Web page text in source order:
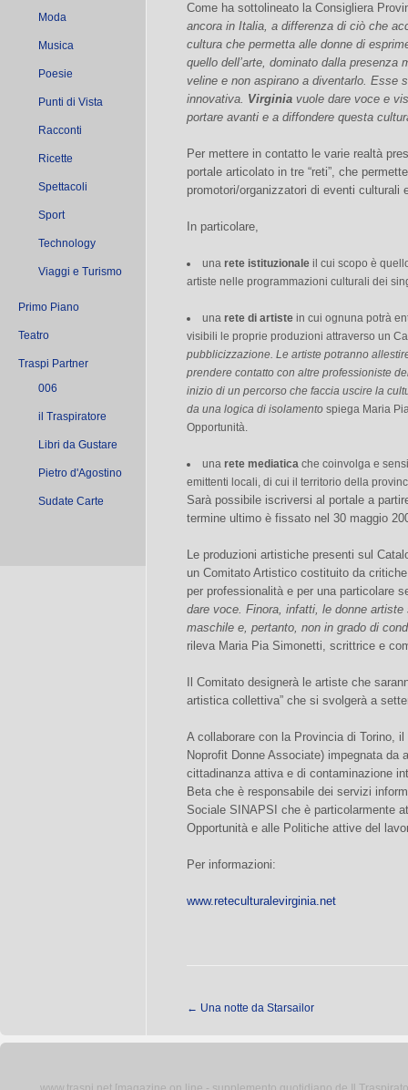
Moda
Musica
Poesie
Punti di Vista
Racconti
Ricette
Spettacoli
Sport
Technology
Viaggi e Turismo
Primo Piano
Teatro
Traspi Partner
006
il Traspiratore
Libri da Gustare
Pietro d'Agostino
Sudate Carte
Come ha sottolineato la Consigliera
ancora in Italia, a differenza di ciò che
cultura che permetta alle donne di
quello dell’arte, dominato dalla presenza
veline e non aspirano a diventarlo. Esse
innovativa. Virginia vuole dare voce e
portare avanti e a diffondere questa
Per mettere in contatto le varie realtà
portale articolato in tre “reti”, che
promotori/organizzatori di eventi culturali
In particolare,
una rete istituzionale il cui scopo è
artiste nelle programmazioni culturali dei
una rete di artiste in cui ognuna potrà
visibili le proprie produzioni attraverso un
pubblicizzazione. Le artiste potranno
prendere contatto con altre professioniste
inizio di un percorso che faccia uscire la
da una logica di isolamento spiega Maria
Opportunità.
una rete mediatica che coinvolga e
emittenti locali, di cui il territorio della
Sarà possibile iscriversi al portale a
termine ultimo è fissato nel 30 maggio
Le produzioni artistiche presenti sul
un Comitato Artistico costituito da
per professionalità e per una particolare
dare voce. Finora, infatti, le donne
maschile e, pertanto, non in grado di
rileva Maria Pia Simonetti, scrittrice e
Il Comitato designerà le artiste che
artistica collettiva” che si svolgerà a
A collaborare con la Provincia di Torino,
Noprofit Donne Associate) impegnata da
cittadinanza attiva e di contaminazione
Beta che è responsabile dei servizi
Sociale SINAPSI che è particolarmente
Opportunità e alle Politiche attive del
Per informazioni:
www.reteculturalevirginia.net
← Una notte da Starsailor